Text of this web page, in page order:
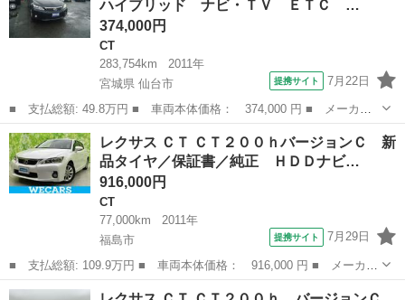
ックプレ...
ハイブリッド ナビ・ＴＶ ＥＴＣ …
374,000円
CT
283,754km
2011年
宮城県 仙台市
提携サイト 7月22日
■ 支払総額: 49.8万円 ■ 車両本体価格： 374,000 円 ■ メーカー
名： レクサス ■ 車種名： ＣＴ ■ グレード名： ＣＴ２００
ｈ バージョンＣ ハイブリッド ナビ・ＴＶ ＥＴＣ ＢＫカメ
ラ フロントショ...
宮城 仙台市 CT
レクサス ＣＴ ＣＴ２００ｈバージョンＣ 新
品タイヤ／保証書／純正 ＨＤＤナビ…
916,000円
CT
77,000km
2011年
福島市
提携サイト 7月29日
■ 支払総額: 109.9万円 ■ 車両本体価格： 916,000 円 ■ メーカー
名： レクサス ■ 車種名： ＣＴ ■ グレード名： ＣＴ２００ｈ
福島 福島市 CT